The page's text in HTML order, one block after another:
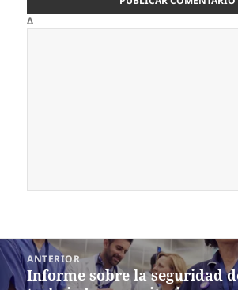
Δ
Navegación
de
entradas
ANTERIOR
Entrada
Informe sobre la seguridad